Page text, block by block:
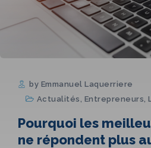
by Emmanuel Laquerriere
Actualités Entrepreneurs ,
Pourquoi les
ne répondent plus